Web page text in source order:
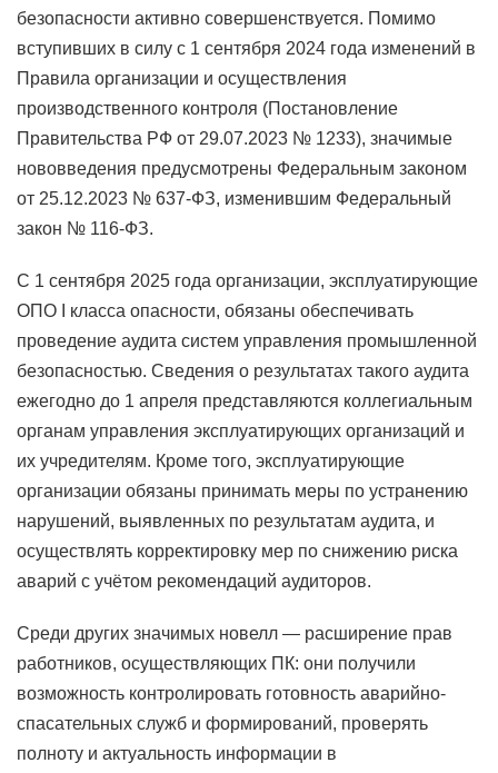
безопасности активно совершенствуется. Помимо
вступивших в силу с 1 сентября 2024 года изменений в
Правила организации и осуществления
производственного контроля (Постановление
Правительства РФ от 29.07.2023 № 1233), значимые
нововведения предусмотрены Федеральным законом
от 25.12.2023 № 637-ФЗ, изменившим Федеральный
закон № 116-ФЗ.
С 1 сентября 2025 года организации, эксплуатирующие
ОПО I класса опасности, обязаны обеспечивать
проведение аудита систем управления промышленной
безопасностью. Сведения о результатах такого аудита
ежегодно до 1 апреля представляются коллегиальным
органам управления эксплуатирующих организаций и
их учредителям. Кроме того, эксплуатирующие
организации обязаны принимать меры по устранению
нарушений, выявленных по результатам аудита, и
осуществлять корректировку мер по снижению риска
аварий с учётом рекомендаций аудиторов.
Среди других значимых новелл — расширение прав
работников, осуществляющих ПК: они получили
возможность контролировать готовность аварийно-
спасательных служб и формирований, проверять
полноту и актуальность информации в